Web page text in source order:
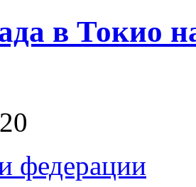
в Токио
федерации